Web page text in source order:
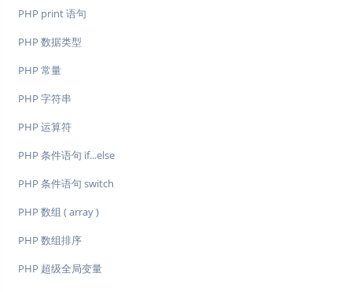
PHP print 语句
PHP 数据类型
PHP 常量
PHP 字符串
PHP 运算符
PHP 条件语句 if...else
PHP 条件语句 switch
PHP 数组 ( array )
PHP 数组排序
PHP 超级全局变量